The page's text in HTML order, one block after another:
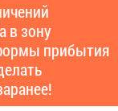
в зону
прибытия